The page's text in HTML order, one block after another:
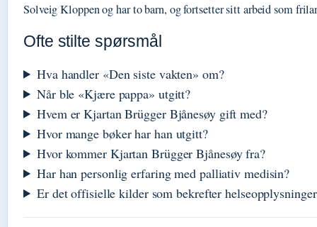
Solveig Kloppen og har to barn, og fortsetter sitt arbeid som
Ofte stilte spørsmål
Hva handler «Den siste vakten» om?
Når ble «Kjære pappa» utgitt?
Hvem er Kjartan Brügger Bjånesøy gift med?
Hvor mange bøker har han utgitt?
Hvor kommer Kjartan Brügger Bjånesøy fra?
Har han personlig erfaring med palliativ medisin?
Er det offisielle kilder som bekrefter